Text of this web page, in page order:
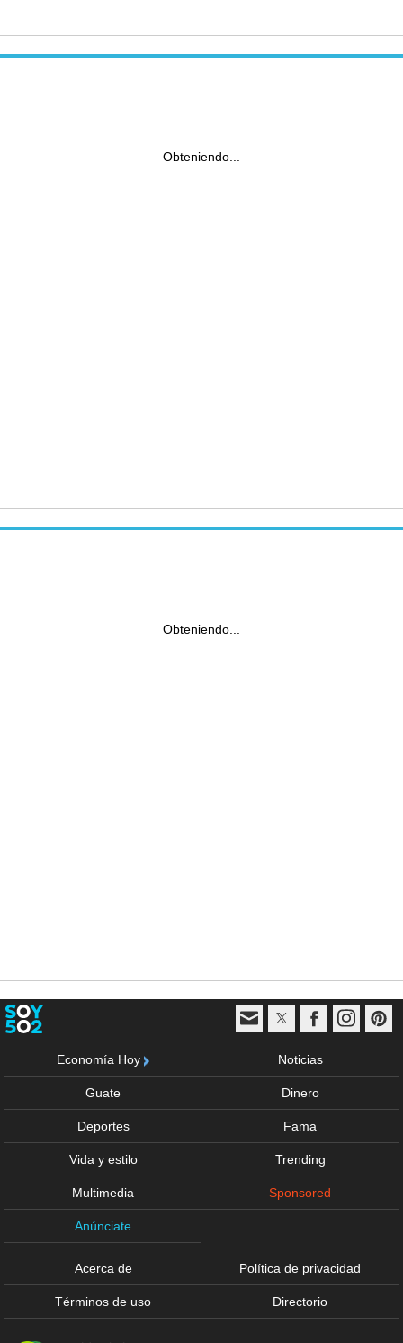
Obteniendo...
Obteniendo...
Economía Hoy Noticias
Guate Dinero
Deportes Fama
Vida y estilo Trending
Multimedia Sponsored
Anúnciate
Acerca de Política de privacidad
Términos de uso Directorio